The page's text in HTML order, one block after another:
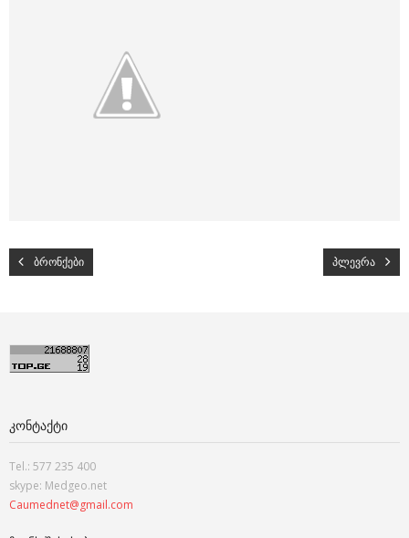
ბრონქები პლევრა
ᲙᲝᲜᲢᲐᲥᲢᲘ
Tel.: 577 235 400
skype: Medgeo.net
Caumednet@gmail.com